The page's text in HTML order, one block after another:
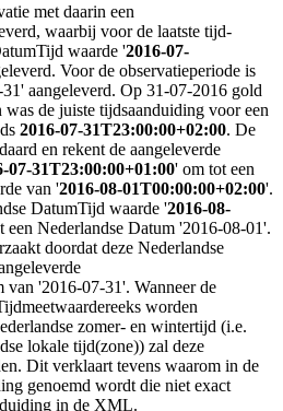
met daarin een
waarbij voor de laatste tijd-
waarde '2016-07-
Voor de observatieperiode is
aangeleverd. Op 31-07-2016 gold
de juiste tijdsaanduiding voor een
2016-07-31T23:00:00+02:00. De
en rekent de aangeleverde
07-31T23:00:00+01:00' om tot een
van '2016-08-01T00:00:00+02:00'.
DatumTijd waarde '2016-08-
een Nederlandse Datum '2016-08-01'.
doordat deze Nederlandse
van '2016-07-31'. Wanneer de
worden
zomer- en wintertijd (i.e.
lokale tijd(zone)) zal deze
Dit verklaart tevens waarom in de
genoemd wordt die niet exact
in de XML.